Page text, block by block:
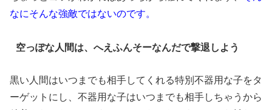
なにそんな強敵ではないのです。
空っぽな人間は、へえふんそーなんだで撃退しよう
黒い人間はいつまでも相手してくれる特別不器用な子をタ
ーゲットにし、不器用な子はいつまでも相手しちゃうから